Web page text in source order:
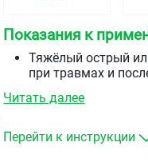
Показания к
Тяжёлый острый
при травмах и
заболеваниях и
Лихорадка,
Читать далее
Перейти к инструкции